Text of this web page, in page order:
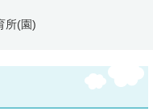
所(園)